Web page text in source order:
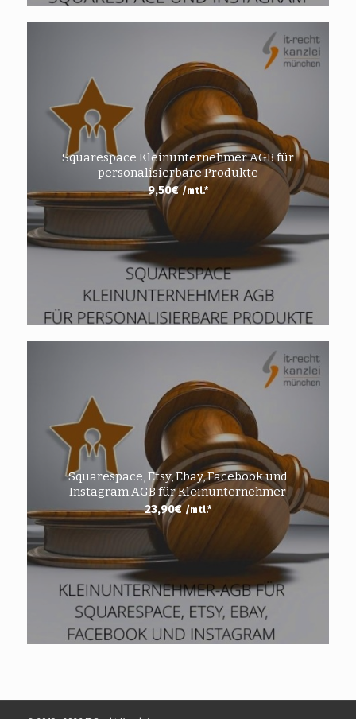
Squarespace Kleinunternehmer AGB für
personalisierbare Produkte
9,50€ /mtl.*
Squarespace, Etsy, Ebay, Facebook und
Instagram AGB für Kleinunternehmer
23,90€ /mtl.*